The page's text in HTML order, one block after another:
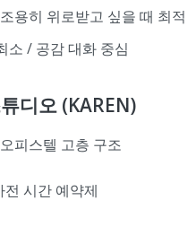
용히 위로받고 싶을 때 최적
소 / 공감 대화 중심
디오 (KAREN)
피스텔 고층 구조
시간 예약제